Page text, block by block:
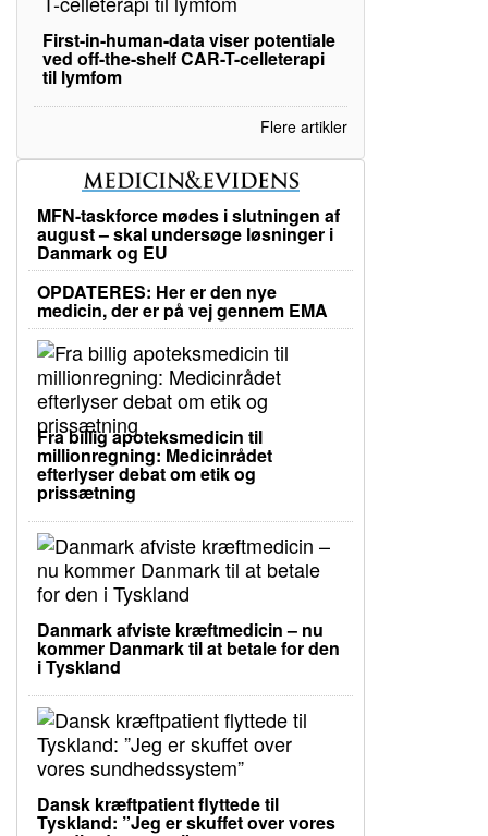
First-in-human-data viser potentiale
ved off-the-shelf CAR-T-celleterapi
til lymfom
Flere artikler
MFN-taskforce mødes i slutningen af
august – skal undersøge løsninger i
Danmark og EU
OPDATERES: Her er den nye
medicin, der er på vej gennem EMA
Fra billig apoteksmedicin til
millionregning: Medicinrådet
efterlyser debat om etik og
prissætning
Danmark afviste kræftmedicin – nu
kommer Danmark til at betale for den
i Tyskland
Dansk kræftpatient flyttede til
Tyskland: ”Jeg er skuffet over vores